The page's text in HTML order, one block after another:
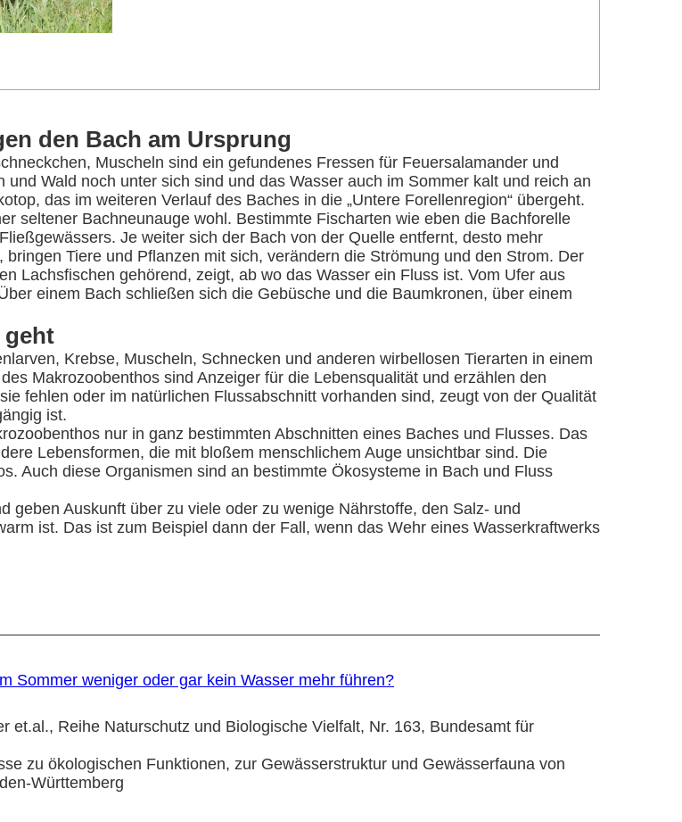
den Bach am Ursprung
Muscheln sind ein gefundenes Fressen für Feuersalamander und
Wald noch unter sich sind und das Wasser auch im Sommer kalt und reich an
das im weiteren Verlauf des Baches in die „Untere Forellenregion“ übergeht.
seltener Bachneunauge wohl. Bestimmte Fischarten wie eben die Bachforelle
Je weiter sich der Bach von der Quelle entfernt, desto mehr
Tiere und Pflanzen mit sich, verändern die Strömung und den Strom. Der
Lachsfischen gehörend, zeigt, ab wo das Wasser ein Fluss ist. Vom Ufer aus
einem Bach schließen sich die Gebüsche und die Baumkronen, über einem
geht
Krebse, Muscheln, Schnecken und anderen wirbellosen Tierarten in einem
Makrozoobenthos sind Anzeiger für die Lebensqualität und erzählen den
fehlen oder im natürlichen Flussabschnitt vorhanden sind, zeugt von der Qualität
ist.
nur in ganz bestimmten Abschnitten eines Baches und Flusses. Das
Lebensformen, die mit bloßem menschlichem Auge unsichtbar sind. Die
Auch diese Organismen sind an bestimmte Ökosysteme in Bach und Fluss
geben Auskunft über zu viele oder zu wenige Nährstoffe, den Salz- und
ist. Das ist zum Beispiel dann der Fall, wenn das Wehr eines Wasserkraftwerks
Sommer weniger oder gar kein Wasser mehr führen?
et.al., Reihe Naturschutz und Biologische Vielfalt, Nr. 163, Bundesamt für
zu ökologischen Funktionen, zur Gewässerstruktur und Gewässerfauna von
Württemberg